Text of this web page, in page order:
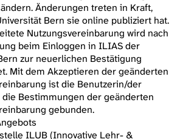
Änderungen treten in Kraft,
Bern sie online publiziert hat.
Nutzungsvereinbarung wird nach
beim Einloggen in ILIAS der
zur neuerlichen Bestätigung
Mit dem Akzeptieren der geänderten
ist die Benutzerin/der
die Bestimmungen der geänderten
gebunden.
ILUB (Innovative Lehr- &